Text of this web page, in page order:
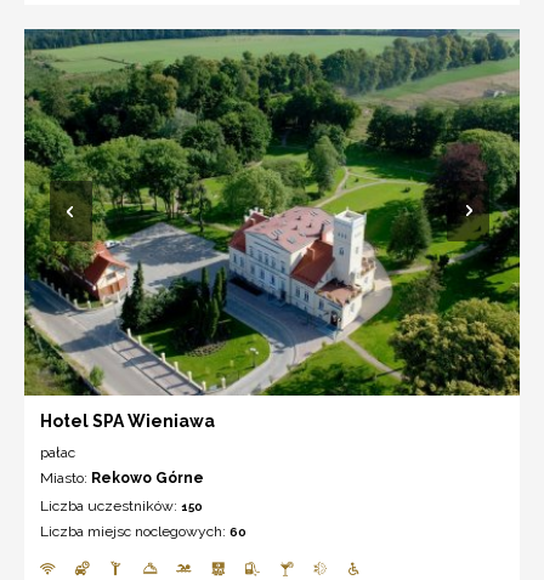
Hotel SPA Wieniawa
pałac
Miasto: Rekowo Górne
Liczba uczestników: 150
Liczba miejsc noclegowych: 60